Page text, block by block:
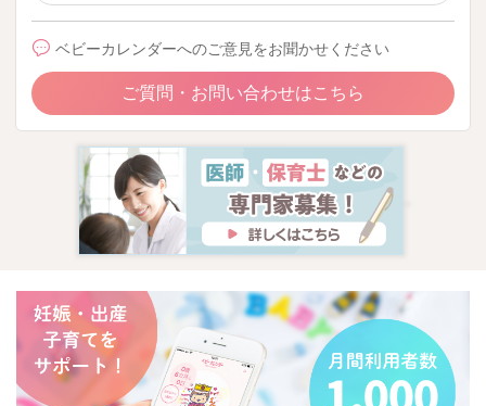
ベビーカレンダーへのご意見をお聞かせください
ご質問・お問い合わせはこちら